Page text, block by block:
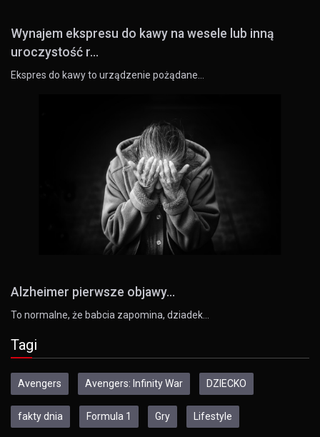
Wynajem ekspresu do kawy na wesele lub inną
uroczystość r...
Ekspres do kawy to urządzenie pożądane…
Alzheimer pierwsze objawy...
To normalne, że babcia zapomina, dziadek…
Tagi
Avengers Avengers: Infinity War DZIECKO
fakty dnia Formula 1 Gry Lifestyle